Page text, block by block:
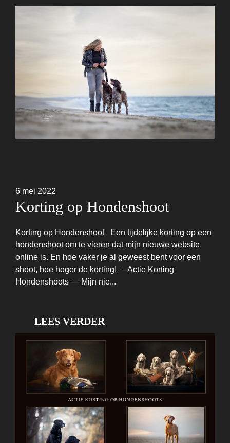
6 mei 2022
Korting op Hondenshoot
Korting op Hondenshoot Een tijdelijke korting op een
hondenshoot om te vieren dat mijn nieuwe website
online is. En hoe vaker je al geweest bent voor een
shoot, hoe hoger de korting! –Actie Korting
Hondenshoots — Mijn nie...
LEES VERDER